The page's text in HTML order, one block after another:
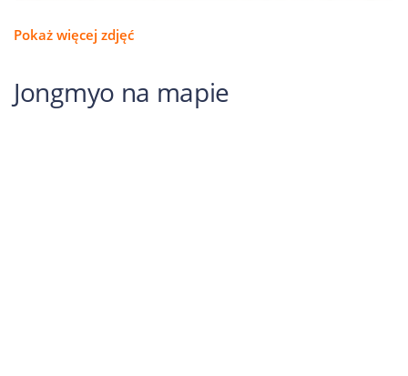
Pokaż więcej zdjęć
Jongmyo na mapie